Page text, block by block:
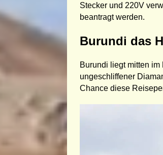
Stecker und 220V
beantragt werden.
Burundi das
Burundi liegt mitten im
ungeschliffener
Chance diese